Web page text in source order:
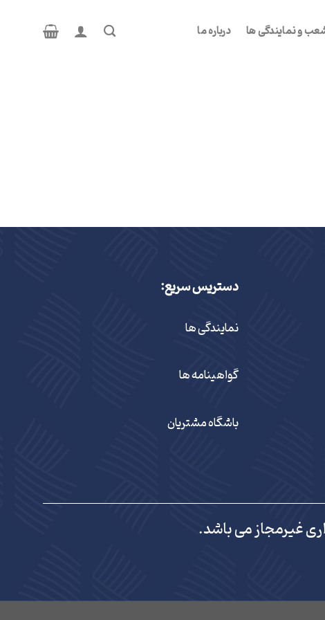
و نمایندگی ها درباره ما
دستریس سریع:
نمایندگی ها
گواهینامه ها
باشگاه مشتریان
غیرمجاز می باشد.